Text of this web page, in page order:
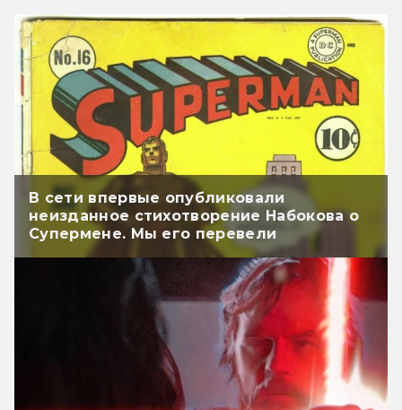
В сети впервые опубликовали
неизданное стихотворение Набокова о
Супермене. Мы его перевели